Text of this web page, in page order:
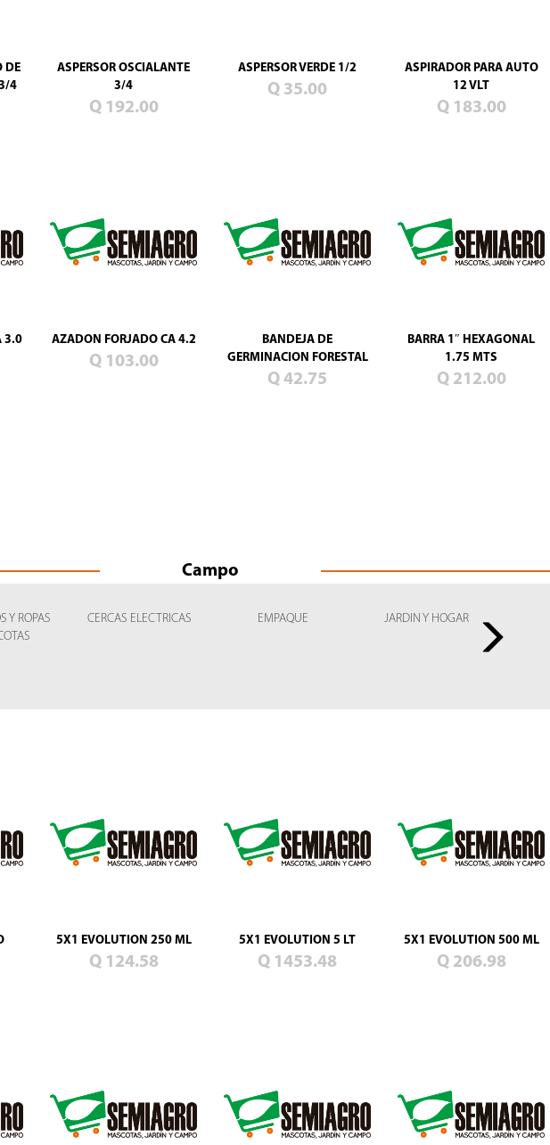
DE
4
ASPERSOR OSCIALANTE
3/4
Q 192.00
ASPERSOR VERDE 1/2
Q 35.00
ASPIRADOR PARA AUTO
12 VLT
Q 183.00
3.0 AZADON FORJADO CA 4.2
Q 103.00
BANDEJA DE
GERMINACION FORESTAL
Q 42.75
BARRA 1″ HEXAGONAL
1.75 MTS
Q 212.00
Campo
Y ROPAS
CERCAS ELECTRICAS EMPAQUE JARDIN Y HOGAR
5X1 EVOLUTION 250 ML
Q 124.58
5X1 EVOLUTION 5 LT
Q 1453.48
5X1 EVOLUTION 500 ML
Q 206.98